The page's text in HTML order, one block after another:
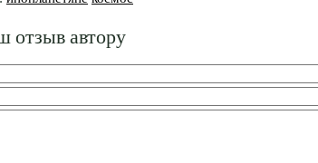
отзыв автору